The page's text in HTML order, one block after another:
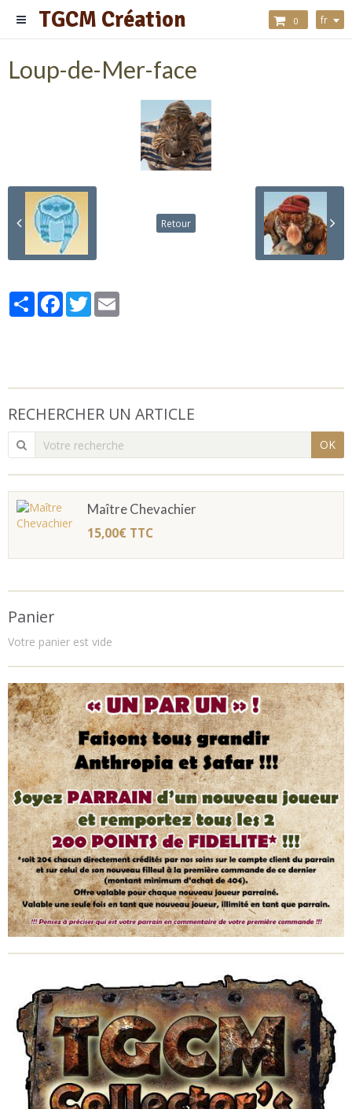
TGCM Création 0 fr
Loup-de-Mer-face
Retour
PartagerFacebook
Twitter
RECHERCHER UN ARTICLE
OK
Maître Chevachier
15,00€ TTC
Panier
Votre panier est vide